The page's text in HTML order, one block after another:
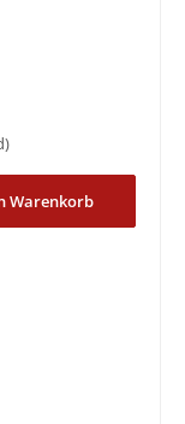
benutze die
Warenkorb